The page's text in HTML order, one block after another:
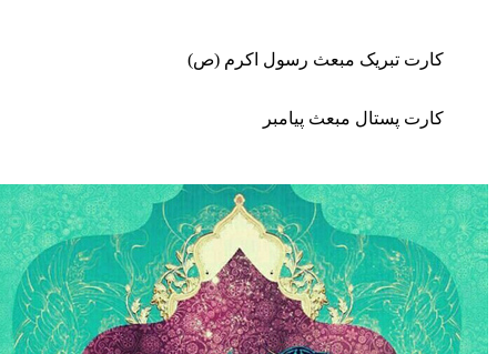
تبریک مبعث رسول اکرم (ص)
پستال مبعث پیامبر